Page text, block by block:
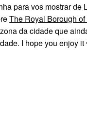
para vos mostrar de
The Royal Borough
da cidade que
I hope you enjoy it